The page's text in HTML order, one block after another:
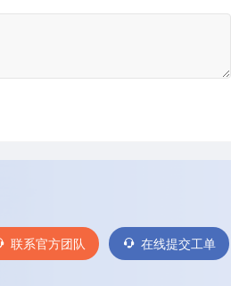
联系官方团队 在线提交工单